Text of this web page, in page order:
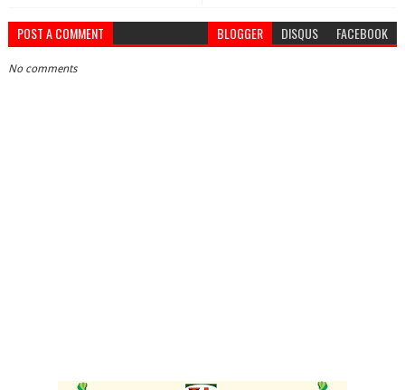
POST A COMMENT BLOGGER DISQUS FACEBOOK
No comments